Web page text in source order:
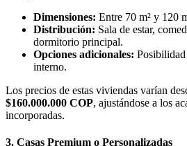
Dimensiones: Entre 70 m² y 120
Distribución: Sala de estar,
dormitorio principal.
Opciones adicionales:
interno.
Los precios de estas viviendas varían
$160.000.000 COP, ajustándose a los
incorporadas.
3. Casas Premium o Personalizadas